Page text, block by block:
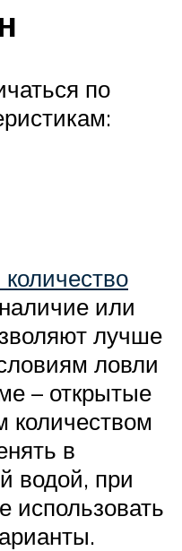
по
или
лучше
ловли
– открытые
в
водой, при
использовать